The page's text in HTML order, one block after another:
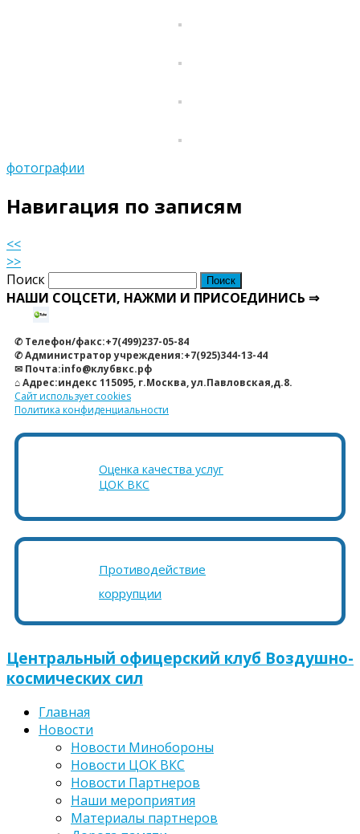
фотографии
Навигация по записям
<<
>>
Поиск
НАШИ СОЦСЕТИ, НАЖМИ И ПРИСОЕДИНИСЬ ⇒
✆ Телефон/факс:+7(499)237-05-84
✆ Администратор учреждения:+7(925)344-13-44
✉ Почта:info@клубвкс.рф
⌂ Адрес:индекс 115095, г.Москва, ул.Павловская,д.8.
Сайт использует cookies
Политика конфиденциальности
Оценка качества услуг
ЦОК ВКС
Противодействие
коррупции
Центральный офицерский клуб Воздушно-
космических сил
Главная
Новости
Новости Минобороны
Новости ЦОК ВКС
Новости Партнеров
Наши мероприятия
Материалы партнеров